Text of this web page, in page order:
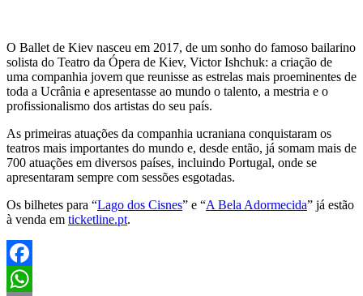
O Ballet de Kiev nasceu em 2017, de um sonho do famoso bailarino
solista do Teatro da Ópera de Kiev, Victor Ishchuk: a criação de
uma companhia jovem que reunisse as estrelas mais proeminentes de
toda a Ucrânia e apresentasse ao mundo o talento, a mestria e o
profissionalismo dos artistas do seu país.
As primeiras atuações da companhia ucraniana conquistaram os
teatros mais importantes do mundo e, desde então, já somam mais de
700 atuações em diversos países, incluindo Portugal, onde se
apresentaram sempre com sessões esgotadas.
Os bilhetes para “Lago dos Cisnes” e “A Bela Adormecida” já estão
à venda em ticketline.pt.
Facebook